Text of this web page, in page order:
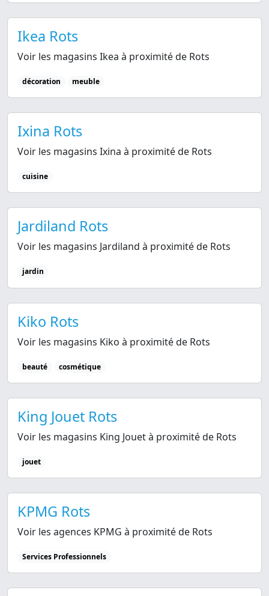
Ikea Rots
Voir les magasins Ikea à proximité de Rots
décoration meuble
Ixina Rots
Voir les magasins Ixina à proximité de Rots
cuisine
Jardiland Rots
Voir les magasins Jardiland à proximité de Rots
jardin
Kiko Rots
Voir les magasins Kiko à proximité de Rots
beauté cosmétique
King Jouet Rots
Voir les magasins King Jouet à proximité de Rots
jouet
KPMG Rots
Voir les agences KPMG à proximité de Rots
Services Professionnels